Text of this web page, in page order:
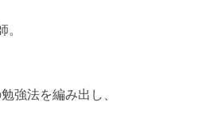
。
強法を編み出し、